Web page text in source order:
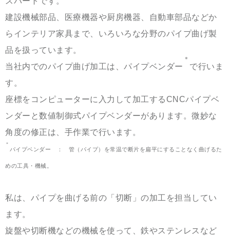
建設機械部品、医療機器や厨房機器、自動車部品などか
らインテリア家具まで、いろいろな分野のパイプ曲げ製
品を扱っています。
当社内でのパイプ曲げ加工は、パイプベンダー
＊
で行いま
す。
座標をコンピューターに入力して加工するCNCパイプベ
ンダーと数値制御式パイプベンダーがあります。微妙な
角度の修正は、手作業で行います。
＊
パイプベンダー ： 管（パイプ）を常温で断片を扁平にすることなく曲げるた
めの工具・機械。
私は 、パイプを曲げる前の「切断」の加工を担当してい
ます。
旋盤や切断機などの機械を使って、鉄やステンレスなど